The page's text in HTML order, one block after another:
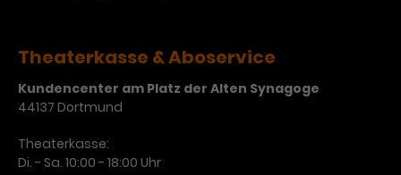
Theaterkasse & Aboservice
Kundencenter am Platz der Alten Synagoge
44137 Dortmund
Theaterkasse:
Di. - Sa. 10:00 - 18:00 Uhr